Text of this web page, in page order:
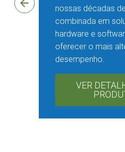
nossas décadas
combinada em
hardware e
oferecer o mais
desempenho.
VER